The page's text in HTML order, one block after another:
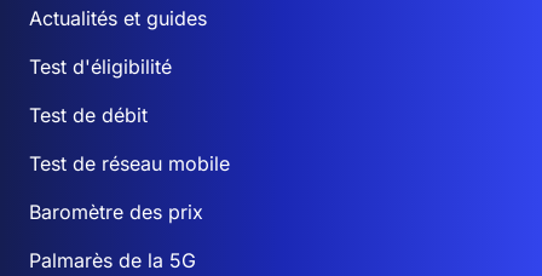
Actualités et guides
Test d'éligibilité
Test de débit
Test de réseau mobile
Baromètre des prix
Palmarès de la 5G